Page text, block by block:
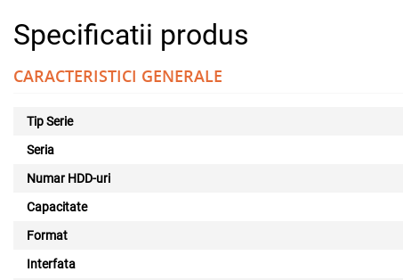
Specificatii produs
CARACTERISTICI GENERALE
Tip Serie
Seria
Numar HDD-uri
Capacitate
Format
Interfata